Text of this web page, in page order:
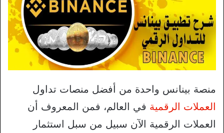
منصة بينانس واحدة من أفضل منصات تداول
العملات الرقمية في العالم، فمن المعروف أن
العملات الرقمية الآن سبيل من سبل استثمار